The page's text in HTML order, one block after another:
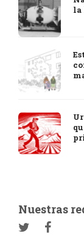
la
Nuestras